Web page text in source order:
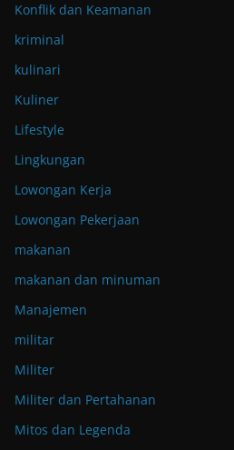
Konflik dan Keamanan
kriminal
kulinari
Kuliner
Lifestyle
Lingkungan
Lowongan Kerja
Lowongan Pekerjaan
makanan
makanan dan minuman
Manajemen
militar
Militer
Militer dan Pertahanan
Mitos dan Legenda